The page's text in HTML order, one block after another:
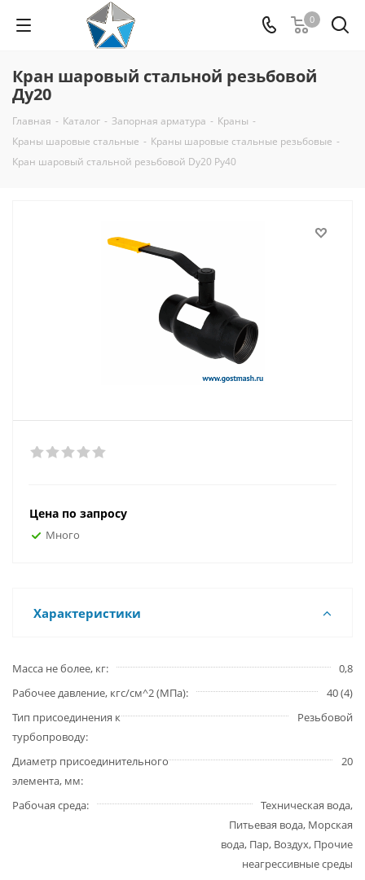
0
Кран шаровый стальной резьбовой
Ду20
Главная - Каталог - Запорная арматура - Краны -
Краны шаровые стальные - Краны шаровые стальные резьбовые -
Кран шаровый стальной резьбовой Dy20 Py40
Цена по запросу
Много
Характеристики
Масса не более, кг
0,8
Рабочее давление, кгс/см^2 (МПа)
40 (4)
Тип присоединения к
турбопроводу
Резьбовой
Диаметр присоединительного
элемента, мм
20
Рабочая среда
Техническая вода,
Питьевая вода, Морская
вода, Пар, Воздух, Прочие
неагрессивные среды